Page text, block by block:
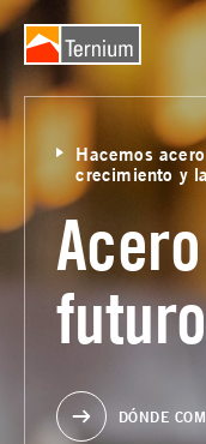
Hacemos
crecimiento y
DÓNDE